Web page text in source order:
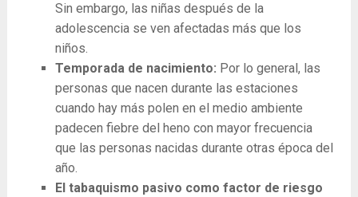
Sin embargo, las niñas después de la
adolescencia se ven afectadas más que los
niños.
Temporada de nacimiento: Por lo general, las
personas que nacen durante las estaciones
cuando hay más polen en el medio ambiente
padecen fiebre del heno con mayor frecuencia
que las personas nacidas durante otras época del
año.
El tabaquismo pasivo como factor de riesgo